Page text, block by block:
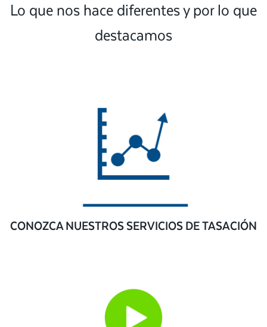
Lo que nos hace diferentes y por lo que
destacamos
CONOZCA NUESTROS SERVICIOS DE TASACIÓN